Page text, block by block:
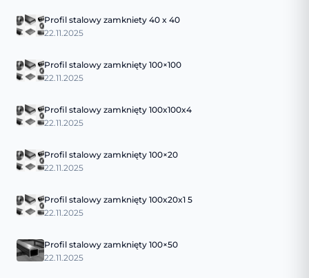
Profil stalowy zamkniety 40 x 40
22.11.2025
Profil stalowy zamknięty 100×100
22.11.2025
Profil stalowy zamknięty 100x100x4
22.11.2025
Profil stalowy zamknięty 100×20
22.11.2025
Profil stalowy zamknięty 100x20x1 5
22.11.2025
Profil stalowy zamknięty 100×50
22.11.2025